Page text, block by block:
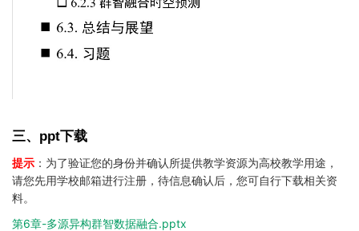
三、ppt下载
提示 ：为了验证您的身份并确认所提供教学资源为高校教学用途，
请您先用学校邮箱进行注册，待信息确认后，您可自行下载相关资
料。
第6章-多源异构群智数据融合.pptx